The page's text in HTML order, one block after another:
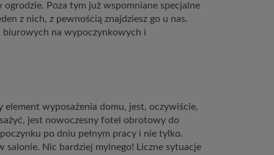
Poza tym już wspomniane specjalne
z nich, z pewnością znajdziesz go u nas.
biurowych na wypoczynkowych i
wyposażenia domu, jest, oczywiście,
jest nowoczesny fotel obrotowy do
po dniu pełnym pracy i nie tylko.
salonie. Nic bardziej mylnego! Liczne sytuacje